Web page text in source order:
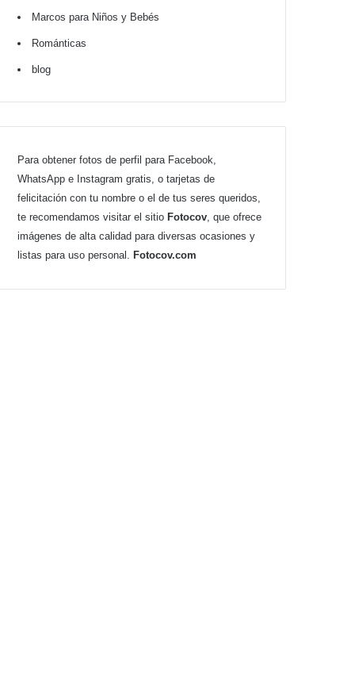
Marcos para Niños y Bebés
Románticas
blog
Para obtener fotos de perfil para Facebook,
WhatsApp e Instagram gratis, o tarjetas de
felicitación con tu nombre o el de tus seres queridos,
te recomendamos visitar el sitio Fotocov, que ofrece
imágenes de alta calidad para diversas ocasiones y
listas para uso personal. Fotocov.com